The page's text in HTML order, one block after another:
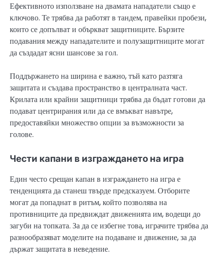
Ефективното използване на двамата нападатели също е
ключово. Те трябва да работят в тандем, правейки пробези,
които се допълват и объркват защитниците. Бързите
подавания между нападателите и полузащитниците могат
да създадат ясни шансове за гол.
Поддържането на ширина е важно, тъй като разтяга
защитата и създава пространство в централната част.
Крилата или крайни защитници трябва да бъдат готови да
подават центрирания или да се вмъкват навътре,
предоставяйки множество опции за възможности за
голове.
Чести капани в изграждането на игра
Един често срещан капан в изграждането на игра е
тенденцията да станеш твърде предсказуем. Отборите
могат да попаднат в ритъм, който позволява на
противниците да предвиждат движенията им, водещи до
загуби на топката. За да се избегне това, играчите трябва да
разнообразяват моделите на подаване и движение, за да
държат защитата в неведение.